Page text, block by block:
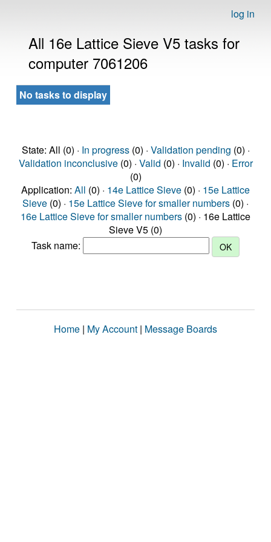
log in
All 16e Lattice Sieve V5 tasks for
computer 7061206
No tasks to display
State: All (0) · In progress(0) · Validation pending (0) ·
Validation inconclusive(0) · Valid (0) · Invalid (0) · Error
(0)
Application: All (0) · 14e Lattice Sieve (0) · 15e Lattice
Sieve (0) · 15e Lattice Sieve for smaller numbers (0) ·
16e Lattice Sieve for smaller numbers (0) · 16e Lattice
Sieve V5 (0)
Task name:
Home | My Account | Message Boards